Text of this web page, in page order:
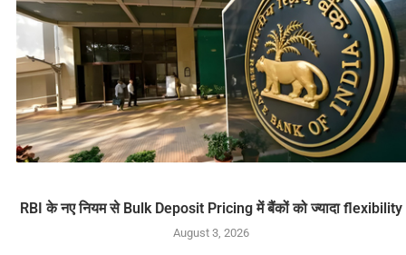
RBI के नए नियम से Bulk Deposit Pricing में बैंकों को ज्यादा flexibility
August 3, 2026